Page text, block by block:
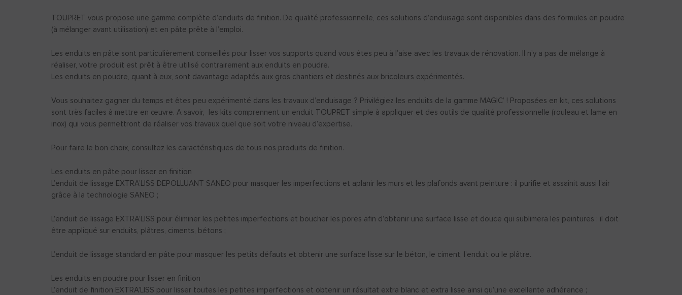
TOUPRET vous propose une gamme complète d’enduits de finition. De qualité professionnelle, ces solutions d’enduisage sont disponibles dans des formules en poudre
(à mélanger avant utilisation) et en pâte prête à l’emploi.
Les enduits en pâte sont particulièrement conseillés pour lisser vos supports quand vous êtes peu à l’aise avec les travaux de rénovation. Il n'y a pas de mélange à
réaliser, votre produit est prêt à être utilisé contrairement aux enduits en poudre.
Les enduits en poudre, quant à eux, sont davantage adaptés aux gros chantiers et destinés aux bricoleurs expérimentés.
Vous souhaitez gagner du temps et êtes peu expérimenté dans les travaux d’enduisage ? Privilégiez les enduits de la gamme MAGIC’ ! Proposées en kit, ces solutions
sont très faciles à mettre en œuvre. A savoir, les kits comprennent un enduit TOUPRET simple à appliquer et des outils de qualité professionnelle (rouleau et lame en
inox) qui vous permettront de réaliser vos travaux quel que soit votre niveau d’expertise.
Pour faire le bon choix, consultez les caractéristiques de tous nos produits de finition.
Les enduits en pâte pour lisser en finition
L’enduit de lissage EXTRA’LISS DEPOLLUANT SANEO pour masquer les imperfections et aplanir les murs et les plafonds avant peinture : il purifie et assainit aussi l’air
grâce à la technologie SANEO ;
L’enduit de lissage EXTRA’LISS pour éliminer les petites imperfections et boucher les pores afin d’obtenir une surface lisse et douce qui sublimera les peintures : il doit
être appliqué sur enduits, plâtres, ciments, bétons ;
L’enduit de lissage standard en pâte pour masquer les petits défauts et obtenir une surface lisse sur le béton, le ciment, l’enduit ou le plâtre.
Les enduits en poudre pour lisser en finition
L’enduit de finition EXTRA’LISS pour lisser toutes les petites imperfections et obtenir un résultat extra blanc et extra lisse ainsi qu’une excellente adhérence ;